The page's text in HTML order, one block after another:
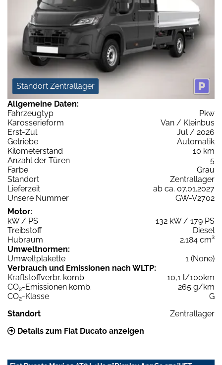
Standort Zentrallager
Allgemeine Daten:
Fahrzeugtyp
Pkw
Karosserieform
Van / Kleinbus
Erst-Zul.
Jul / 2026
Getriebe
Automatik
Kilometerstand
10 km
Anzahl der Türen
5
Farbe
Grau
Standort
Zentrallager
Lieferzeit
ab ca. 07.01.2027
Unsere Nummer
GW-V2702
Motor:
kW / PS
132 kW / 179 PS
Treibstoff
Diesel
Hubraum
2.184 cm³
Umweltnormen:
Umweltplakette
1 (None)
Verbrauch und Emissionen nach WLTP:
Kraftstoffverbr. komb.
10,1 l/100km
CO2-Emissionen komb.
265 g/km
CO2-Klasse
G
Standort
Zentrallager
Details zum Fiat Ducato anzeigen